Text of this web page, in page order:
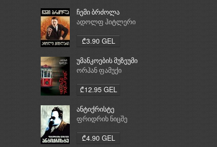
ჩემი ბრძოლა
ადოლფ ჰიტლერი
₾3.90 GEL
უმანკოების მუზეუმი
ორჰან ფამუქი
₾12.95 GEL
ანტიქრისტე
ფრიდრიხ ნიცშე
₾4.90 GEL